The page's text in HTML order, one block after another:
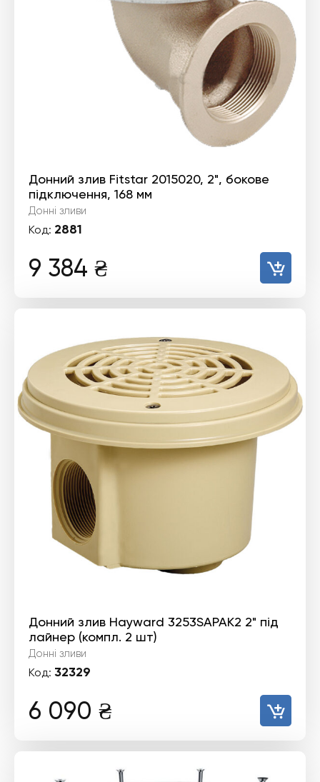
Донний злив Fitstar 2015020, 2", бокове
підключення, 168 мм
Донні зливи
Код: 2881
9 384 ₴
Донний злив Hayward 3253SAPAK2 2" під
лайнер (компл. 2 шт)
Донні зливи
Код: 32329
6 090 ₴